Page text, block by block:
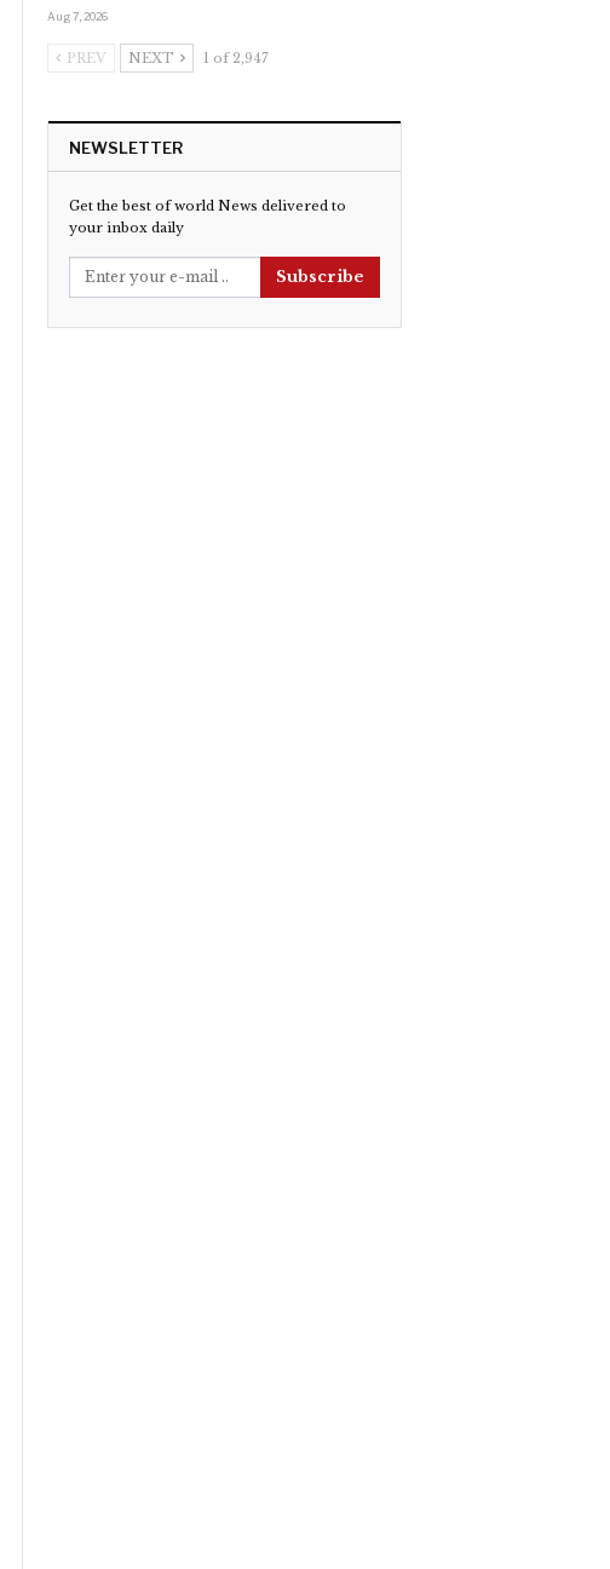
Aug 7, 2026
PREV NEXT 1 of 2,947
NEWSLETTER
Get the best of world News delivered to
your inbox daily
Subscribe